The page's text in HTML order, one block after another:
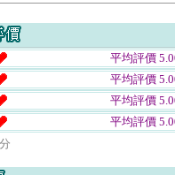
平均評價
平均評價
平均評價
平均評價